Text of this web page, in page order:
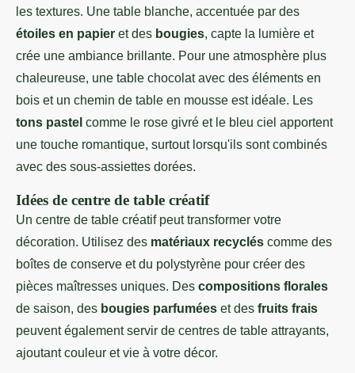
les textures. Une table blanche, accentuée par des
étoiles en papier et des bougies, capte la lumière et
crée une ambiance brillante. Pour une atmosphère plus
chaleureuse, une table chocolat avec des éléments en
bois et un chemin de table en mousse est idéale. Les
tons pastel comme le rose givré et le bleu ciel apportent
une touche romantique, surtout lorsqu'ils sont combinés
avec des sous-assiettes dorées.
Idées de centre de table créatif
Un centre de table créatif peut transformer votre
décoration. Utilisez des matériaux recyclés comme des
boîtes de conserve et du polystyrène pour créer des
pièces maîtresses uniques. Des compositions florales
de saison, des bougies parfumées et des fruits frais
peuvent également servir de centres de table attrayants,
ajoutant couleur et vie à votre décor.